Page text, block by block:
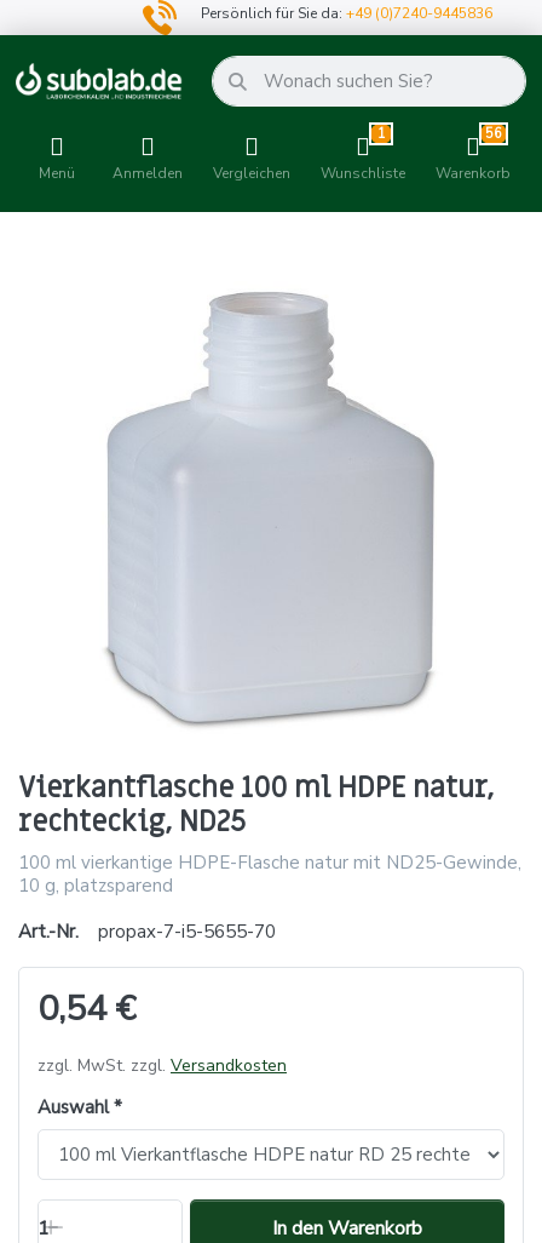
Persönlich für Sie da:+49 (0)7240-9445836
Menü Anmelden Vergleichen
1
Wunschliste
56
Warenkorb
Vierkantflasche 100 ml HDPE natur,
rechteckig, ND25
100 ml vierkantige HDPE-Flasche natur mit ND25-Gewinde,
10 g, platzsparend
Art.-Nr.
propax-7-i5-5655-70
0,54 €
zzgl. MwSt. zzgl. Versandkosten
Auswahl
1 In den Warenkorb